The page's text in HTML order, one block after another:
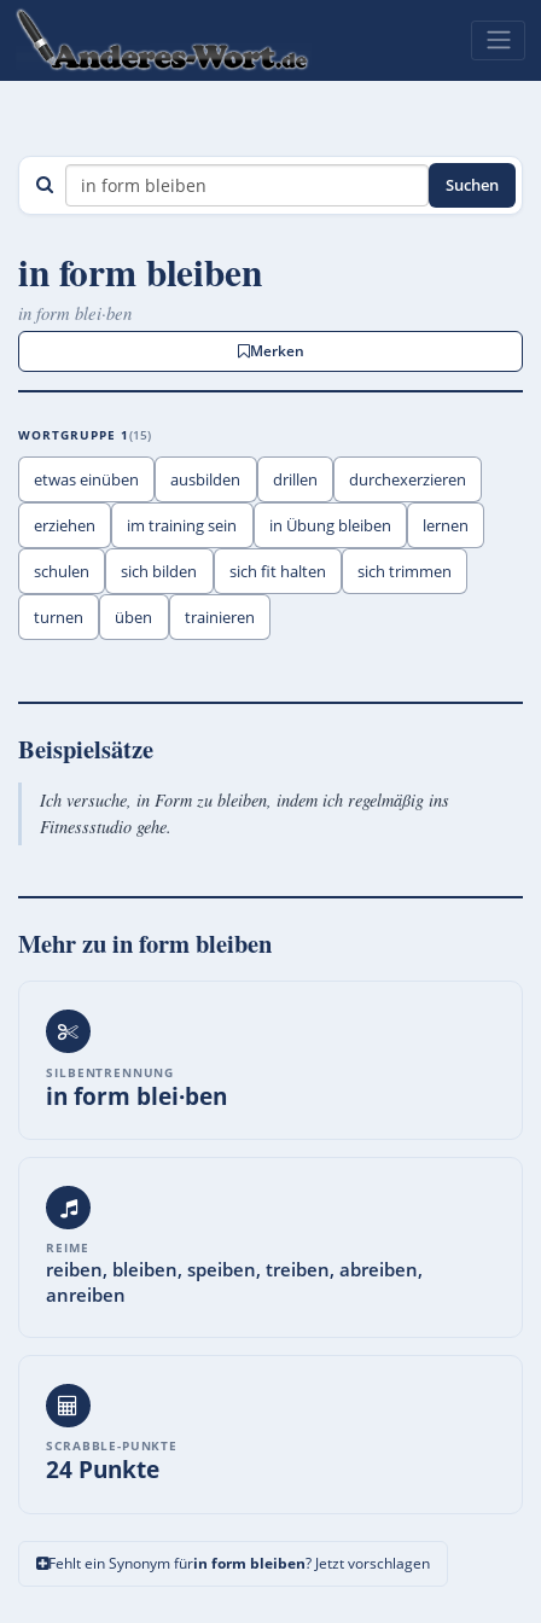
Suchen
in form bleiben
in form blei·ben
Merken
WORTGRUPPE 1 15
etwas einüben ausbilden drillen durchexerzieren
erziehen im training sein in Übung bleiben lernen
schulen sich bilden sich fit halten sich trimmen
turnen üben trainieren
Beispielsätze
Ich versuche, in Form zu bleiben, indem ich regelmäßig ins
Fitnessstudio gehe.
Mehr zuin form bleiben
SILBENTRENNUNG
in form blei·ben
REIME
reiben, bleiben, speiben, treiben, abreiben,
anreiben
SCRABBLE-PUNKTE
24 Punkte
Fehlt ein Synonym fürin form bleiben? Jetzt vorschlagen